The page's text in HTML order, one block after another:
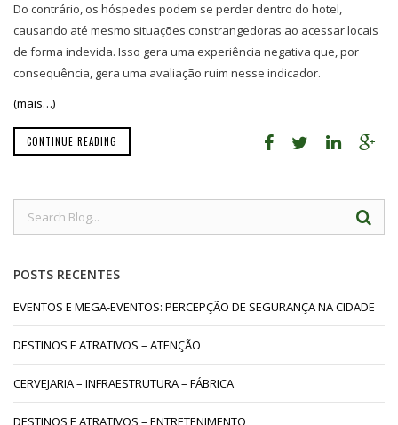
Do contrário, os hóspedes podem se perder dentro do hotel,
causando até mesmo situações constrangedoras ao acessar locais
de forma indevida. Isso gera uma experiência negativa que, por
consequência, gera uma avaliação ruim nesse indicador.
(mais…)
CONTINUE READING
POSTS RECENTES
EVENTOS E MEGA-EVENTOS: PERCEPÇÃO DE SEGURANÇA NA CIDADE
DESTINOS E ATRATIVOS – ATENÇÃO
CERVEJARIA – INFRAESTRUTURA – FÁBRICA
DESTINOS E ATRATIVOS – ENTRETENIMENTO